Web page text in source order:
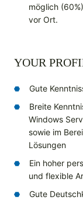
möglich
vor Ort.
YOUR
Gute
Breite
Windows
sowie im
Lösungen
Ein hoher
und flexible
Gute